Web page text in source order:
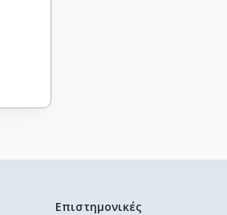
Επιστημονικές